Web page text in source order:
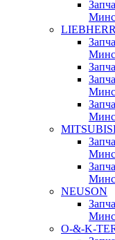
LIEBHERR
NEUSON
O-&-K-